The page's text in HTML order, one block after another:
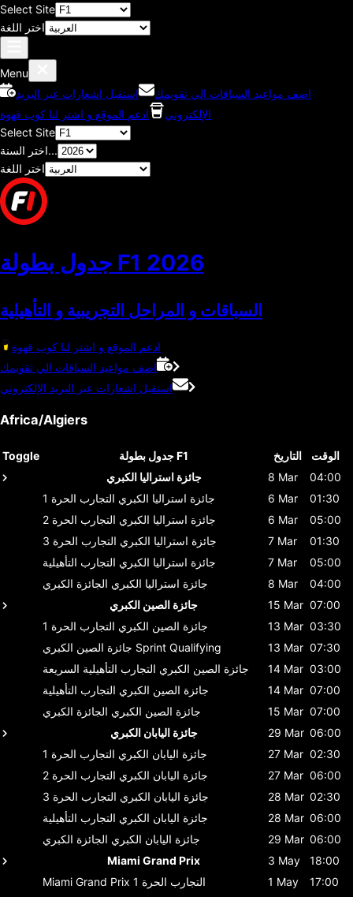
Select Site
اختر اللغة
Menu
اضف مواعيد السباقات الي تقويمك
استقبل اشعارات عبر البريد
الإلكتروني
ادعم الموقع و اشتر لنا كوب قهوة
Select Site
اختر السنة...
اختر اللغة
جدول بطولة F1 2026
السباقات و المراحل التجريبية و التأهيلية
ادعم الموقع و اشتر لنا كوب قهوة
اضف مواعيد السباقات الي تقويمك
استقبل اشعارات عبر البريد الإلكتروني
Africa/Algiers
Toggle جدول بطولة F1 التاريخ
الوقت
جائزة استراليا الكبري
8 Mar
04:00
جائزة استراليا الكبري التجارب الحرة 1 6 Mar
01:30
جائزة استراليا الكبري التجارب الحرة 2 6 Mar
05:00
جائزة استراليا الكبري التجارب الحرة 3 7 Mar
01:30
جائزة استراليا الكبري التجارب التأهيلية 7 Mar
05:00
جائزة استراليا الكبري الجائزة الكبري 8 Mar
04:00
جائزة الصين الكبري
15 Mar 07:00
جائزة الصين الكبري التجارب الحرة 1 13 Mar 03:30
جائزة الصين الكبري Sprint Qualifying 13 Mar 07:30
جائزة الصين الكبري التجارب التأهيلية السريعة 14 Mar 03:00
جائزة الصين الكبري التجارب التأهيلية 14 Mar 07:00
جائزة الصين الكبري الجائزة الكبري 15 Mar 07:00
جائزة اليابان الكبري
29 Mar 06:00
جائزة اليابان الكبري التجارب الحرة 1 27 Mar 02:30
جائزة اليابان الكبري التجارب الحرة 2 27 Mar 06:00
جائزة اليابان الكبري التجارب الحرة 3 28 Mar 02:30
جائزة اليابان الكبري التجارب التأهيلية 28 Mar 06:00
جائزة اليابان الكبري الجائزة الكبري 29 Mar 06:00
Miami Grand Prix
3 May
18:00
Miami Grand Prix
التجارب الحرة 1 1 May
17:00